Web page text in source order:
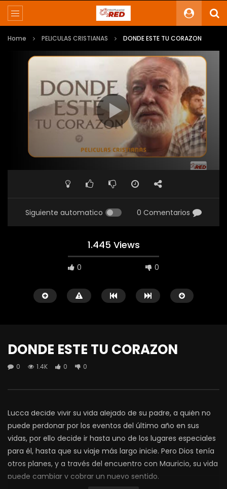
Home PELICULAS CRISTIANAS DONDE ESTE TU CORAZON
Siguiente automatico 0 Comentarios
1.445 Views
0 0
DONDE ESTE TU CORAZON
0 1.4K 0 0
Lucca decide vivir su vida alejado de su padre, a quién no
puede perdonar por los eventos del último año en sus
vidas, por ello decide ir hasta uno de los lugares especiales
para él, hasta que su viaje más largo inicie. Pero Dios tenía
otros planes, y a través del encuentro con Mauricio, su vida
puede cambiar y cobrar un nuevo sentido.